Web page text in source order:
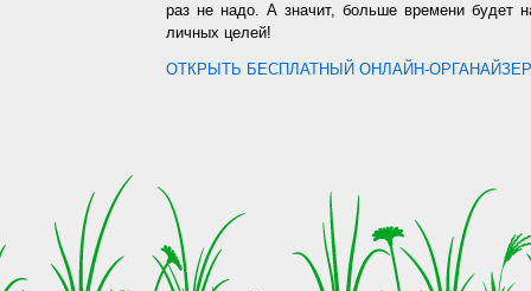
раз не надо. А значит, больше времени будет
личных целей!
ОТКРЫТЬ БЕСПЛАТНЫЙ ОНЛАЙН-